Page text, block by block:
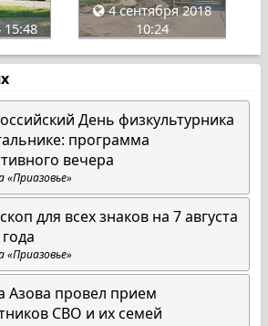
4 сентября 2018
10:24
День физкультурника
программа
вечера
«Приазовье»
для всех знаков на 7 августа
«Приазовье»
Азова провел прием
СВО и их семей